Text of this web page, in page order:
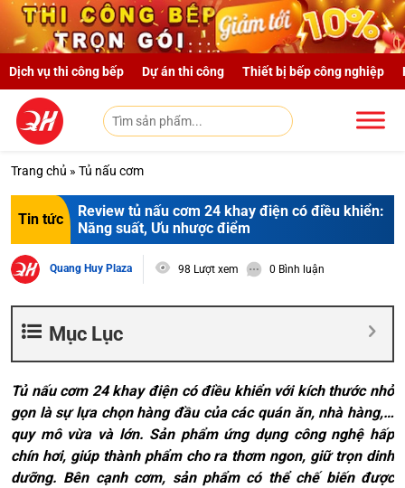
Skip to main content
Dịch vụ thi công bếp Dự án thi công Thiết bị bếp công nghiệp
Trang chủ » Tủ nấu cơm
Tin tức
Review tủ nấu cơm 24 khay điện có điều khiển:
Năng suất, Ưu nhược điểm
Quang Huy Plaza 98 Lượt xem 0 Bình luận
Mục Lục
Tủ nấu cơm 24 khay điện có điều khiển với kích thước nhỏ
gọn là sự lựa chọn hàng đầu của các quán ăn, nhà hàng,…
quy mô vừa và lớn. Sản phẩm ứng dụng công nghệ hấp
chín hơi, giúp thành phẩm cho ra thơm ngon, giữ trọn dinh
dưỡng. Bên cạnh cơm, sản phẩm có thể chế biến được